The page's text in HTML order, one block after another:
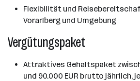
Flexibilität und
Vorarlberg und Umgebung
Vergütungspaket
Attraktives Gehaltspaket
und 90.000 EUR brutto jährlich,